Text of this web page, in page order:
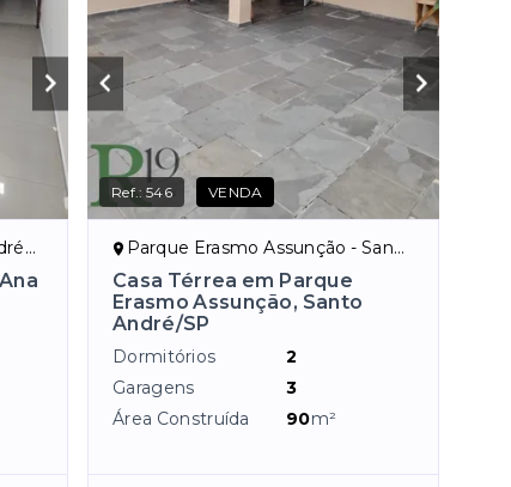
Ref.:546 VENDA
Parque Erasmo Assunção - Santo André/SP
Casa Térrea em Parque
Erasmo Assunção, Santo
André/SP
Dormitórios
2
Garagens
3
Área Construída
90m²